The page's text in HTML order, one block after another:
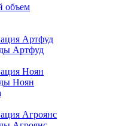
объем
Артфуд
Артфуд
Ноян
Ноян
Агроянс